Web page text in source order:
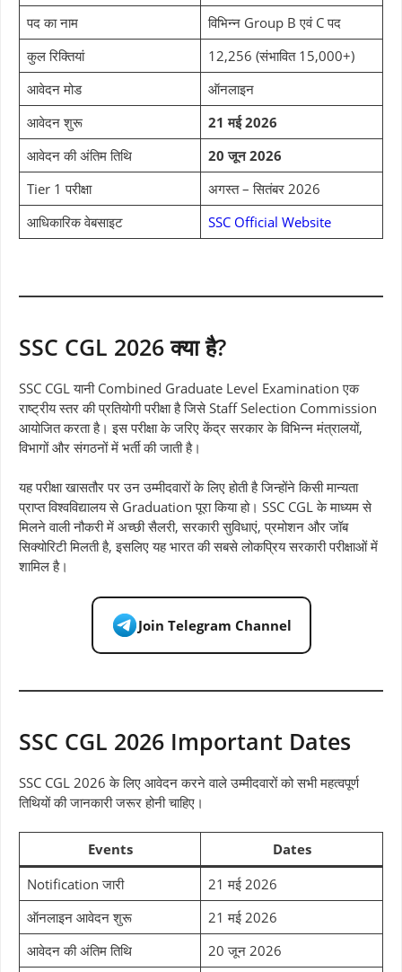
पद का नाम
विभिन्न Group B एवं C पद
कुल रिक्तियां
12,256 (संभावित 15,000+)
आवेदन मोड
ऑनलाइन
आवेदन शुरू
21 मई 2026
आवेदन की अंतिम तिथि
20 जून 2026
Tier 1 परीक्षा
अगस्त – सितंबर 2026
आधिकारिक वेबसाइट
SSC Official Website
SSC CGL 2026 क्या है?
SSC CGL यानी Combined Graduate Level Examination एक
राष्ट्रीय स्तर की प्रतियोगी परीक्षा है जिसे Staff Selection Commission
आयोजित करता है। इस परीक्षा के जरिए केंद्र सरकार के विभिन्न मंत्रालयों,
विभागों और संगठनों में भर्ती की जाती है।
यह परीक्षा खासतौर पर उन उम्मीदवारों के लिए होती है जिन्होंने किसी मान्यता
प्राप्त विश्वविद्यालय से Graduation पूरा किया हो। SSC CGL के माध्यम से
मिलने वाली नौकरी में अच्छी सैलरी, सरकारी सुविधाएं, प्रमोशन और जॉब
सिक्योरिटी मिलती है, इसलिए यह भारत की सबसे लोकप्रिय सरकारी परीक्षाओं में
शामिल है।
Join Telegram Channel
SSC CGL 2026 Important Dates
SSC CGL 2026 के लिए आवेदन करने वाले उम्मीदवारों को सभी महत्वपूर्ण
तिथियों की जानकारी जरूर होनी चाहिए।
Events
Dates
Notification जारी
21 मई 2026
ऑनलाइन आवेदन शुरू
21 मई 2026
आवेदन की अंतिम तिथि
20 जून 2026